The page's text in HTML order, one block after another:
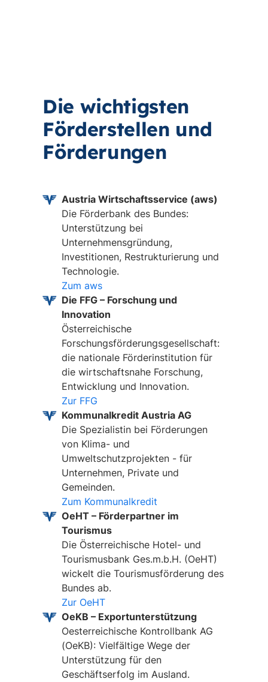
Die wichtigsten
Förderstellen und
Förderungen
Austria Wirtschaftsservice (aws)
Die Förderbank des Bundes:
Unterstützung bei
Unternehmensgründung,
Investitionen, Restrukturierung und
Technologie.
Zum aws
Die FFG – Forschung und
Innovation
Österreichische
Forschungsförderungsgesellschaft:
die nationale Förderinstitution für
die wirtschaftsnahe Forschung,
Entwicklung und Innovation.
Zur FFG
Kommunalkredit Austria AG
Die Spezialistin bei Förderungen
von Klima- und
Umweltschutzprojekten - für
Unternehmen, Private und
Gemeinden.
Zum Kommunalkredit
OeHT – Förderpartner im
Tourismus
Die Österreichische Hotel- und
Tourismusbank Ges.m.b.H. (OeHT)
wickelt die Tourismusförderung des
Bundes ab.
Zur OeHT
OeKB – Exportunterstützung
Oesterreichische Kontrollbank AG
(OeKB): Vielfältige Wege der
Unterstützung für den
Geschäftserfolg im Ausland.